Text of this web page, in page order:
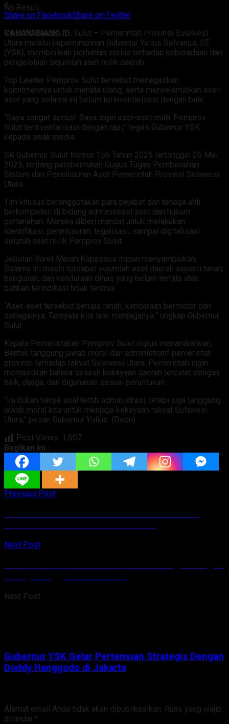
No Result
View All Result
0
Share on FacebookShare on Twitter
CAHAYASIANG.ID, Sulut – Pemerintah Provinsi Sulawesi
Utara melalui kepemimpinan Gubernur Yulius Selvanus, SE
(YSK), memberikan perhatian serius terhadap keberadaan dan
pengelolaan sejumlah aset milik daerah.
Top Leader Pemprov Sulut tersebut menegaskan
komitmennya untuk menata ulang, serta menyelamatkan aset-
aset yang selama ini belum terinventarisasi dengan baik.
“Saya sangat serius! Saya ingin aset-aset milik Pemprov
Sulut terinventarisasi dengan rapi,” tegas Gubernur YSK
kepada awak media.
SK Gubernur Sulut Nomor 156 Tahun 2025 tertanggal 25 Mei
2025, tentang pembentukan Gugus Tugas Pembenahan
Sistem dan Penelusuran Aset Pemerintah Provinsi Sulawesi
Utara.
Tim khusus beranggotakan para pejabat dan tenaga ahli
berkompeten di bidang administrasi aset dan hukum
pertanahan. Mereka diberi mandat untuk melakukan
identifikasi, penelusuran, legalisasi, sampai digitalisasi
seluruh aset milik Pemprov Sulut.
Jebolan Baret Merah Kopassus itupun menyampaikan,
Selama ini masih terdapat sejumlah aset daerah seperti tanah,
bangunan, dan kendaraan dinas yang belum tertata atau
bahkan terindikasi tidak terurus.
“Aset-aset tersebut berupa tanah, kendaraan bermotor dan
sebagainya. Ternyata kita lalai menjaganya,” ungkap Gubernur
Sulut.
Kepala Pemerintahan Pemprov Sulut inipun menambahkan,
Bentuk tanggung jawab moral dan administratif pemerintah
provinsi terhadap rakyat Sulawesi Utara. Pemerintah ingin
memastikan bahwa seluruh kekayaan daerah tercatat dengan
baik, dijaga, dan digunakan sesuai peruntukan.
“Ini bukan hanya soal tertib administrasi, tetapi juga tanggung
jawab moral kita untuk menjaga kekayaan rakyat Sulawesi
Utara,” pesan Gubernur Yulius. (Deon)
Post Views: 1,607
Bagikan ini :
Previous Post
Next Post
Next Post
Gubernur YSK Gelar Pertemuan Strategis Dengan
Doddy Hanggodo di Jakarta
Alamat email Anda tidak akan dipublikasikan. Ruas yang wajib
ditandai *